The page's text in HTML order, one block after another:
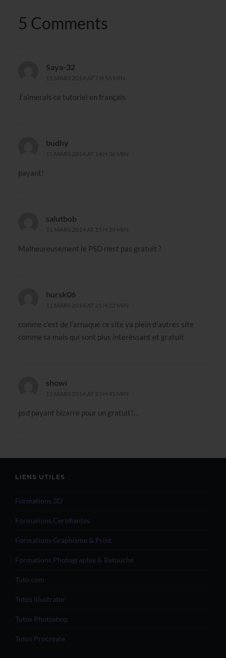
5 Comments
Saya-32
11 MARS 2014 AT 7 H 56 MIN
J’aimerais ce tutoriel en français
budhy
11 MARS 2014 AT 14 H 36 MIN
payant!
salutbob
11 MARS 2014 AT 15 H 39 MIN
Malheureusement le PSD n’est pas gratuit ?
hursk06
11 MARS 2014 AT 21 H 22 MIN
comme c’est de l’arnaque ce site ya plein d’autres site
comme sa mais qui sont plus interéssant et gratuit
showi
11 MARS 2014 AT 23 H 41 MIN
psd payant bizarre pour un gratuit?…
LIENS UTILES
Formations 3D
Formations Certifiantes
Formations Graphisme & Print
Formations Photographie & Retouche
Tuto.com
Tutos Illustrator
Tutos Photoshop
Tutos Procreate